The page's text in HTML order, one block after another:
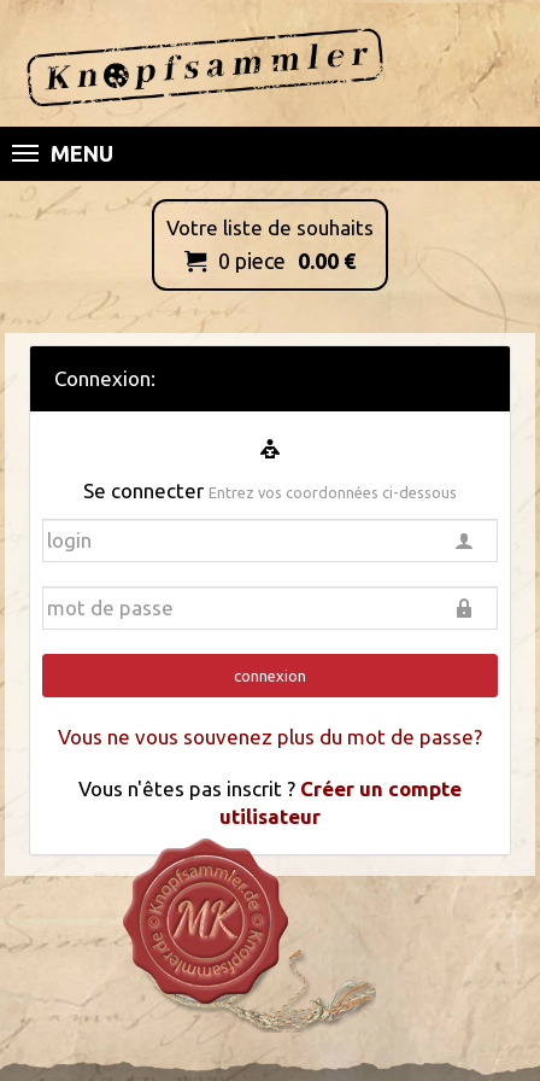
MENU
Votre liste de souhaits
 0 piece 0.00 €
Connexion:
Se connecter Entrez vos coordonnées ci-dessous
connexion
Vous ne vous souvenez plus du mot de passe?
Vous n'êtes pas inscrit ? Créer un compte
utilisateur